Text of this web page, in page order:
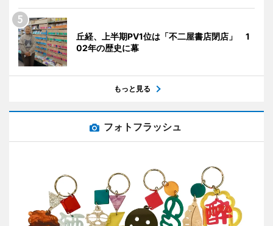
丘経、上半期PV1位は「不二屋書店閉店」 1
02年の歴史に幕
もっと見る
フォトフラッシュ